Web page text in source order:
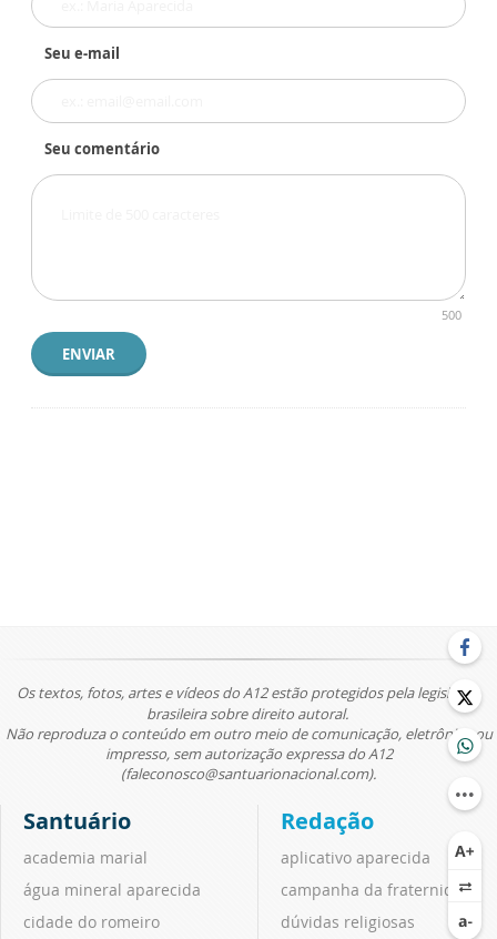
Seu e-mail
Seu comentário
500
ENVIAR
Os textos, fotos, artes e vídeos do A12 estão protegidos pela legislação
brasileira sobre direito autoral.
Não reproduza o conteúdo em outro meio de comunicação, eletrônico ou
impresso, sem autorização expressa do A12
(faleconosco@santuarionacional.com).
Santuário
academia marial
água mineral aparecida
cidade do romeiro
Redação
aplicativo aparecida
campanha da fraternidade
dúvidas religiosas